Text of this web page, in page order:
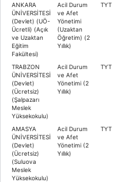
ANKARA
ÜNİVERSİTESİ
(Devlet) (UÖ-
Ücretli) (Açık
ve Uzaktan
Eğitim
Fakültesi)
Acil Durum
ve Afet
Yönetimi
(Uzaktan
Öğretim) (2
Yıllık)
TYT
TRABZON
ÜNİVERSİTESİ
(Devlet)
(Ücretsiz)
(Şalpazarı
Meslek
Yüksekokulu)
Acil Durum
ve Afet
Yönetimi (2
Yıllık)
TYT
AMASYA
ÜNİVERSİTESİ
(Devlet)
(Ücretsiz)
(Suluova
Meslek
Yüksekokulu)
Acil Durum
ve Afet
Yönetimi (2
Yıllık)
TYT